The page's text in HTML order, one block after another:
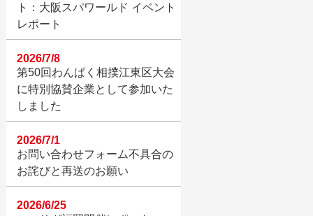
ト：大阪スパワールド イベント
レポート
第50回わんぱく相撲江東区大会
に特別協賛企業として参加いた
しました
2026/7/8
お問い合わせフォーム不具合の
お詫びと再送のお願い
2026/7/1
2026/6/25